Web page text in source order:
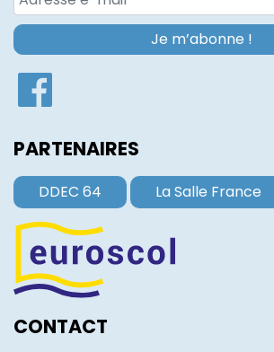
PARTENAIRES
DDEC 64 La Salle France
CONTACT